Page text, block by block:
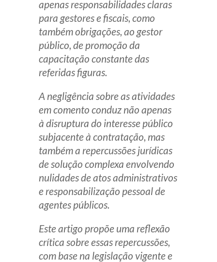
apenas responsabilidades claras
para gestores e fiscais, como
também obrigações, ao gestor
público, de promoção da
capacitação constante das
referidas figuras.
A negligência sobre as atividades
em comento conduz não apenas
à disruptura do interesse público
subjacente à contratação, mas
também a repercussões jurídicas
de solução complexa envolvendo
nulidades de atos administrativos
e responsabilização pessoal de
agentes públicos.
Este artigo propõe uma reflexão
crítica sobre essas repercussões,
com base na legislação vigente e